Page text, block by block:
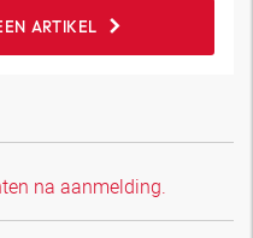
ARTIKEL
na aanmelding.